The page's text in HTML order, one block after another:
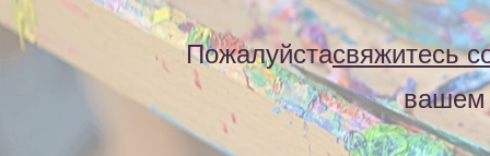
Пожалуйстасвяжитесь
вашем